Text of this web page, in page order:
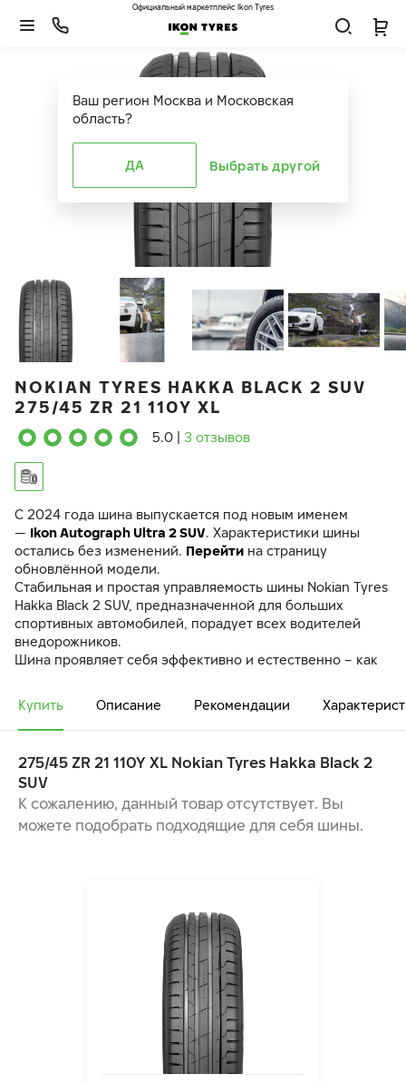
Ваш регион Москва и Московская
область?
ДА Выбрать другой
Официальный маркетплейс Ikon Tyres
NOKIAN TYRES HAKKA BLACK 2 SUV
275/45 ZR 21 110Y XL
5.0 3 отзывов
C 2024 года шина выпускается под новым именем
— Ikon Autograph Ultra 2 SUV. Характеристики шины
остались без изменений. Перейти на страницу
обновлённой модели.
Стабильная и простая управляемость шины Nokian Tyres
Hakka Black 2 SUV, предназначенной для больших
спортивных автомобилей, порадует всех водителей
внедорожников.
Шина проявляет себя эффективно и естественно – как
арамидного волокна обеспечивает необходимую
прочность, защищая шину от проколов и порезов.
КОНТРОЛЬ И СТАБИЛЬНОСТЬ
ЭКСТРЕМАЛЬНАЯ ПРОЧНОСТЬ
Купить Описание Рекомендации
275/45 ZR 21 110Y XL Nokian Tyres Hakka Black 2
SUV
К сожалению, данный товар отсутствует. Вы
можете подобрать подходящие для себя шины.
Ikon Autograph Ultra 2 SUV
275/45 ZR 21 110Y XL